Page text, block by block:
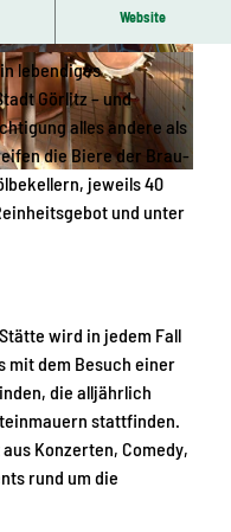
Stein
Website
Braukunst und
lebendiges
Görlitz – und
alles andere als
die Biere der Brau-
jeweils 40
und unter
wird in jedem Fall
mit dem Besuch einer
die alljährlich
stattfinden.
Konzerten, Comedy,
rund um die